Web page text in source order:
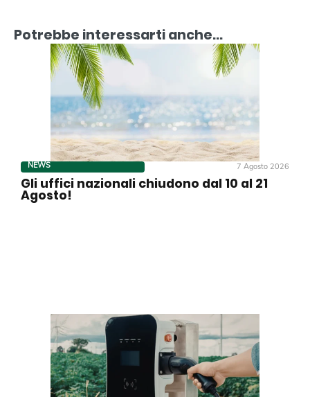
Potrebbe interessarti anche...
NEWS 7 Agosto 2026
Gli uffici nazionali chiudono dal 10 al 21
Agosto!